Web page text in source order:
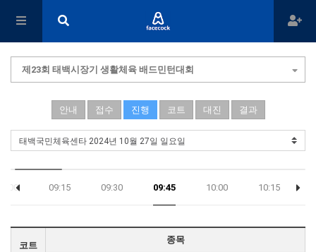
제23회 태백시장기 생활체육 배드민턴대회
안내 접수 진행 코트 대진 결과
09:15 09:30 09:45 10:00 10:15
코트
종목